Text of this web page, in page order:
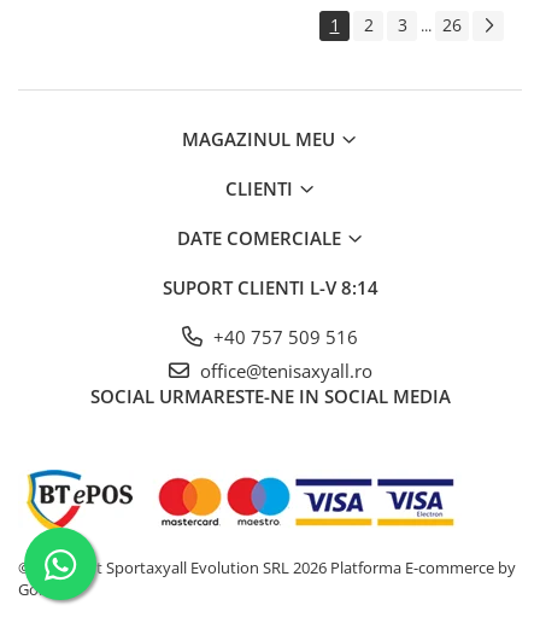
1 2 3 ... 26
MAGAZINUL MEU
CLIENTI
DATE COMERCIALE
SUPORT CLIENTI L-V 8:14
+40 757 509 516
office@tenisaxyall.ro
SOCIAL URMARESTE-NE IN SOCIAL MEDIA
©Copyright Sportaxyall Evolution SRL 2026 Platforma E-commerce by
Gomag